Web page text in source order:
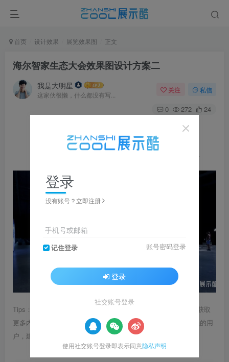
首页 设计效果 展览效果图 正文
海尔智家生态大会效果图设计方案二
我是大明星
这家伙很懒，什么都没有写...
关注 私信
0 272 24
放大，左右滑动浏览，更多资料在下载区获取
Tips：1.内容图片或视频可能会有压缩，若文章提供下载服务，获取
更多内容（无展示酷水印）可在下方下载； 2.没有百度网盘会员的用
户，建议用123云盘可获得更快的下载速度。
登录
没有账号？立即注册
手机号或邮箱
记住登录 账号密码登录
登录
社交账号登录
使用社交账号登录即表示同意隐私声明